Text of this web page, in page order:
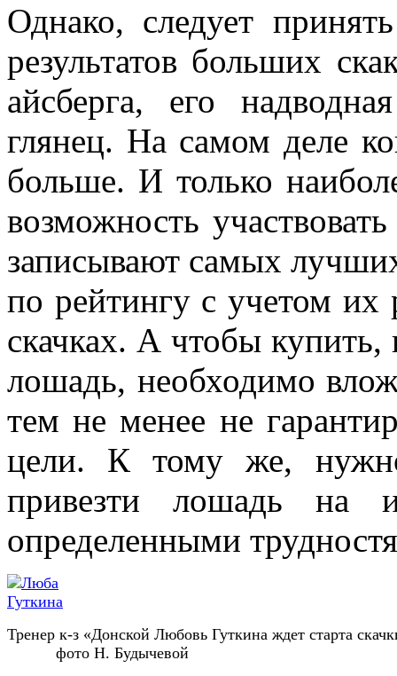
Однако, следует
результатов больших
айсберга, его
глянец. На самом деле
больше. И только
возможность
записывают самых
по рейтингу с учетом их
скачках. А чтобы купить,
лошадь, необходимо
тем не менее не
цели. К тому же, нужно
привезти лошадь на
определенными
Тренер к-з «Донской Любовь Гуткина ждет старта
фото Н. Будычевой